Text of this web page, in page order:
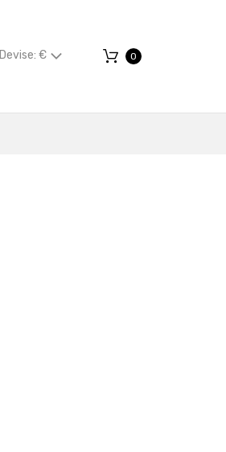
Devise: € 0